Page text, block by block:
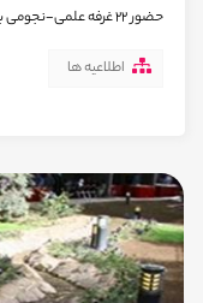
حضور 22 غرفه علمی-نجومی برگزار شد و خيلي زود علاقه‌مندان به دانش نجوم و آ...
اطلاعیه ها